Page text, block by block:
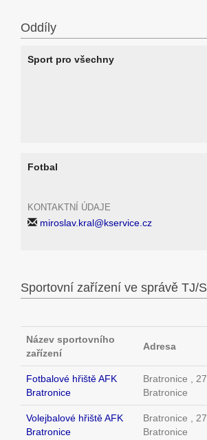
Oddíly
Sport pro všechny
Fotbal
KONTAKTNÍ ÚDAJE
miroslav.kral@kservice.cz
Sportovní zařízení ve správě TJ/
Název sportovního
zařízení
Adresa
Fotbalové hřiště AFK
Bratronice
Bratronice ,
Bratronice
Volejbalové hřiště AFK
Bratronice
Bratronice ,
Bratronice